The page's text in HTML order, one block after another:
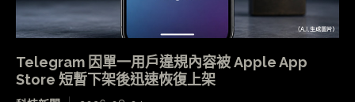
Telegram 因單一用戶違規內容被 Apple App
Store 短暫下架後迅速恢復上架